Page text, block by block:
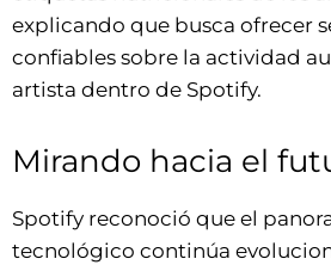
explicando que busca ofrecer
confiables sobre la actividad
artista dentro de Spotify.
Mirando hacia el
Spotify reconoció que el
tecnológico continúa